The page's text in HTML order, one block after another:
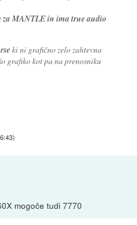
za MANTLE in ima true audio
ki ni grafično zelo zahtevna
grafiko kot pa na prenosniku
)
mogoče tudi 7770